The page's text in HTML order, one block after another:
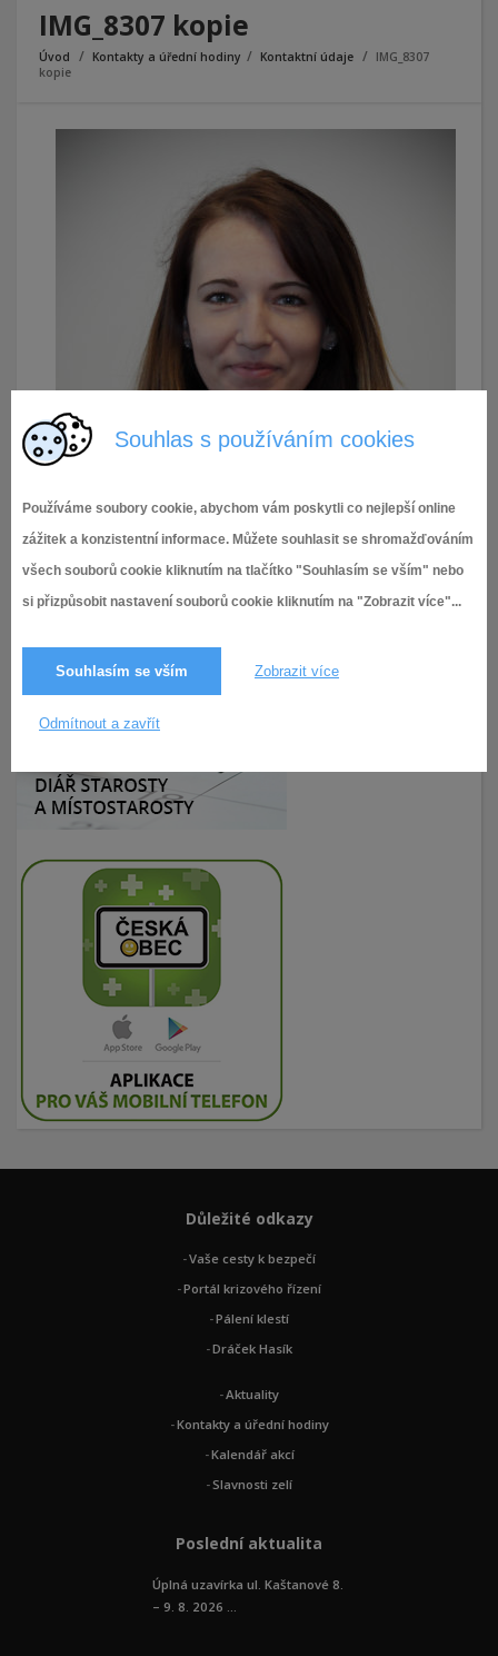
Souhlas s používáním cookies
Používáme soubory cookie, abychom vám poskytli co nejlepší online
zážitek a konzistentní informace. Můžete souhlasit se shromažďováním
všech souborů cookie kliknutím na tlačítko "Souhlasím se vším" nebo
si přizpůsobit nastavení souborů cookie kliknutím na "Zobrazit více"...
Souhlasím se vším Zobrazit více
Odmítnout a zavřít
IMG_8307 kopie
Úvod Kontakty a úřední hodiny Kontaktní údaje
IMG_8307
kopie
Důležité odkazy
Vaše cesty k bezpečí
Portál krizového řízení
Pálení klestí
Dráček Hasík
Aktuality
Kontakty a úřední hodiny
Kalendář akcí
Slavnosti zelí
Poslední aktualita
Úplná uzavírka ul. Kaštanové 8.
– 9. 8. 2026 ...